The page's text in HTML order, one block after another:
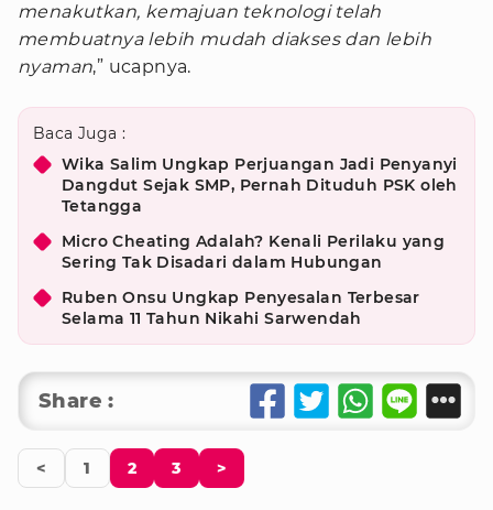
menakutkan, kemajuan teknologi telah
membuatnya lebih mudah diakses dan lebih
nyaman,” ucapnya.
Baca Juga :
Wika Salim Ungkap Perjuangan Jadi Penyanyi
Dangdut Sejak SMP, Pernah Dituduh PSK oleh
Tetangga
Micro Cheating Adalah? Kenali Perilaku yang
Sering Tak Disadari dalam Hubungan
Ruben Onsu Ungkap Penyesalan Terbesar
Selama 11 Tahun Nikahi Sarwendah
Share :
< 1 2 3 >